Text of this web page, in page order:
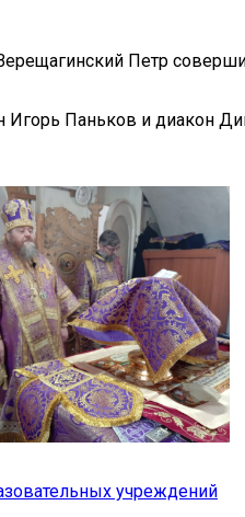
Петр
Игорь Паньков и диакон
учреждений